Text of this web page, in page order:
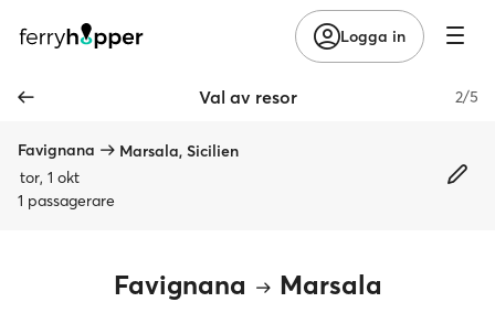
Logga in
Val av resor 2/5
Favignana
Marsala, Sicilien
tor, 1 okt
1 passagerare
Favignana Marsala